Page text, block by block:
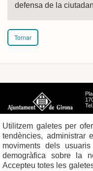
defensa de la
Tornar
Utilitzem galetes per
tendències, administrar
moviments dels
demogràfica sobre la
Accepteu totes les